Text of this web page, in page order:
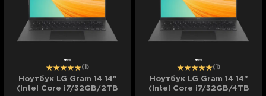
(1)
Ноутбук LG Gram 14 14"
(Intel Core i7/32GB/2TB
(1)
Ноутбук LG Gram 14 14"
(Intel Core i7/32GB/4TB